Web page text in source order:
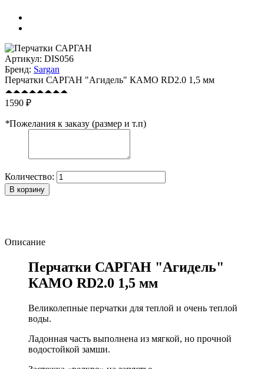
Артикул: DIS056
Бренд: Sargan
Перчатки САРГАН "Агидель" КАМО RD2.0 1,5 мм
1590 ₽
*Пожелания к заказу (размер и т.п)
Количество:
В корзину
Описание
Перчатки САРГАН "Агидель"
КАМО RD2.0 1,5 мм
Великолепные перчатки для теплой и очень теплой
воды.
Ладонная часть выполнена из мягкой, но прочной
водостойкой замши.